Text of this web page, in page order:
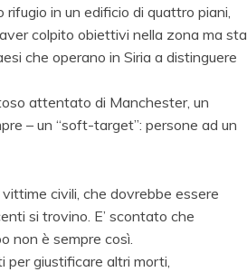
in un edificio di quattro piani,
colpito obiettivi nella zona ma sta
che operano in Siria a distinguere
attentato di Manchester, un
– un “soft-target”: persone ad un
civili, che dovrebbe essere
si trovino. E’ scontato che
non è sempre così.
per giustificare altri morti,